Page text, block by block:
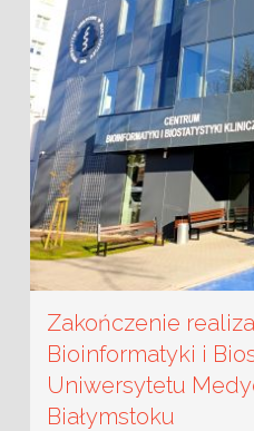
Zakończenie
Bioinformatyki i
Uniwersytetu
Białymstoku